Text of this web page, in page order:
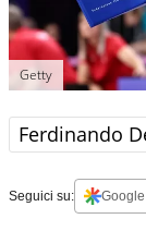
Getty
Ferdinando
Seguici su: